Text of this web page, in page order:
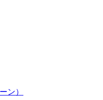
ン）